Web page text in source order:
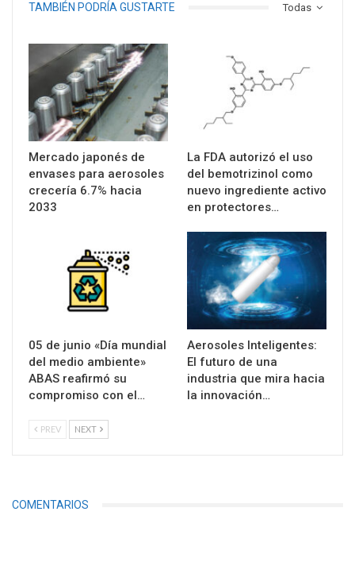
Todas
TAMBIÉN PODRÍA GUSTARTE
Mercado japonés de
envases para aerosoles
crecería 6.7% hacia
2033
La FDA autorizó el uso
del bemotrizinol como
nuevo ingrediente activo
en protectores…
05 de junio «Día mundial
del medio ambiente»
ABAS reafirmó su
compromiso con el…
Aerosoles Inteligentes:
El futuro de una
industria que mira hacia
la innovación…
PREV NEXT
COMENTARIOS